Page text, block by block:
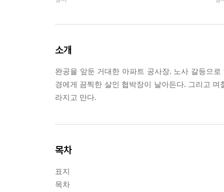
소개
완공을 앞둔 거대한 아파트 공사장. 노사 갈등으
경에게 끔찍한 살인 협박장이 날아든다. 그리고
라지고 만다.
목차
표지
목차